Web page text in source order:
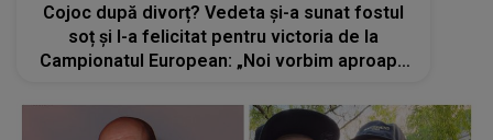
Cojoc după divorț? Vedeta și-a sunat fostul
soț și l-a felicitat pentru victoria de la
Campionatul European: „Noi vorbim aproape